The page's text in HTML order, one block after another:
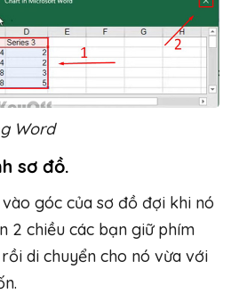
Word
sơ đồ.
góc của sơ đồ đợi khi nó
2 chiều các bạn giữ phím
rồi di chuyển cho nó vừa với